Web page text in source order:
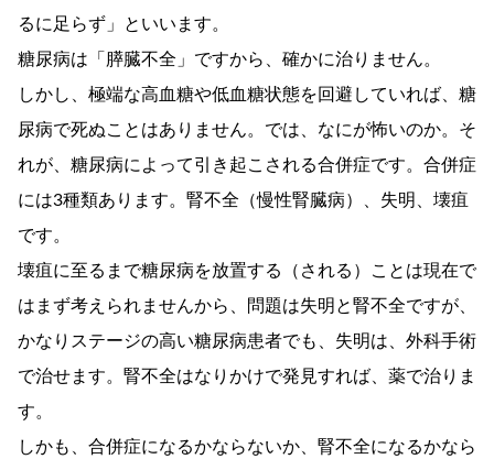
るに足らず」といいます。
糖尿病は「膵臓不全」ですから、確かに治りません。
しかし、極端な高血糖や低血糖状態を回避していれば、糖
尿病で死ぬことはありません。では、なにが怖いのか。そ
れが、糖尿病によって引き起こされる合併症です。合併症
には3種類あります。腎不全（慢性腎臓病）、失明、壊疽
です。
壊疽に至るまで糖尿病を放置する（される）ことは現在で
はまず考えられませんから、問題は失明と腎不全ですが、
かなりステージの高い糖尿病患者でも、失明は、外科手術
で治せます。腎不全はなりかけで発見すれば、薬で治りま
す。
しかも、合併症になるかならないか、腎不全になるかなら